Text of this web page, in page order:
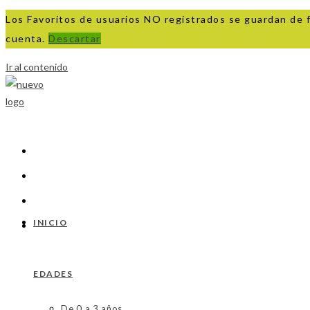
Los Favoritos de usuarios NO registrados se guardan
cuenta. Descartar
Ir al contenido
INICIO
EDADES